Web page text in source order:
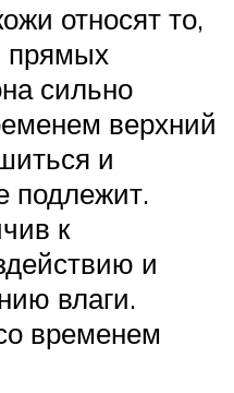
относят то,
прямых
сильно
верхний
и
подлежит.
к
и
влаги.
временем